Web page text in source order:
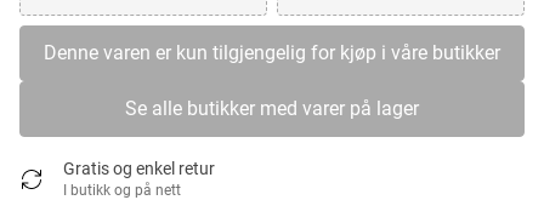
Denne varen er kun tilgjengelig for kjøp i våre butikker
Se alle butikker med varer på lager
Gratis og enkel retur
I butikk og på nett